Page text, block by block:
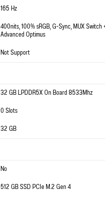
165 Hz
400nits, 100% sRGB, G-Sync, MUX Switch
Advanced Optimus
Not Support
32 GB LPDDR5X On Board 8533Mhz
0 Slots
32 GB
No
512 GB SSD PCIe M.2 Gen 4